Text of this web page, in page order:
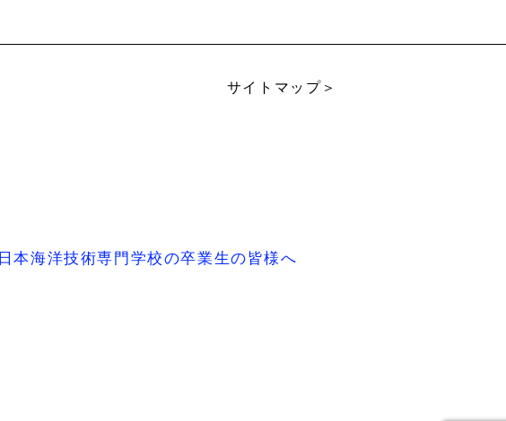
サイトマップ＞
日本海洋技術専門学校の卒業生の皆様へ